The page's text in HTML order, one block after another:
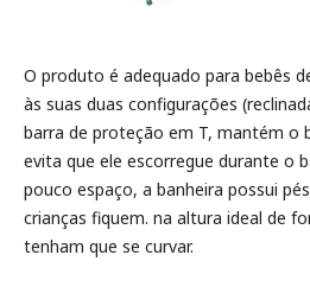
O produto é adequado para bebês
às suas duas configurações
barra de proteção em T, mantém o
evita que ele escorregue durante o
pouco espaço, a banheira possui
crianças fiquem. na altura ideal de
tenham que se curvar.